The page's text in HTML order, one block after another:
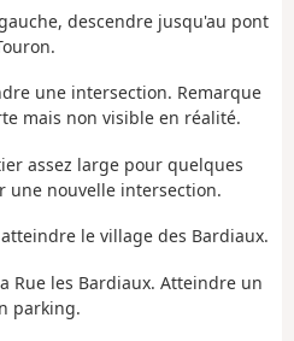
descendre jusqu'au pont
une intersection. Remarque
mais non visible en réalité.
assez large pour quelques
une nouvelle intersection.
le village des Bardiaux.
Rue les Bardiaux. Atteindre un
parking.